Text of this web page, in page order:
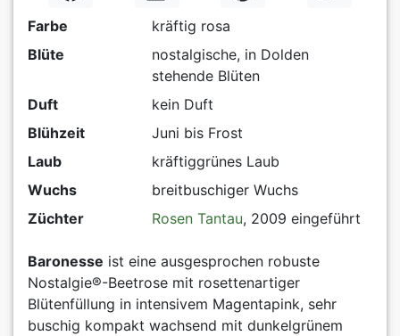
Farbe
kräftig rosa
Blüte
nostalgische, in Dolden
stehende Blüten
Duft
kein Duft
Blühzeit
Juni bis Frost
Laub
kräftiggrünes Laub
Wuchs
breitbuschiger Wuchs
Züchter
Rosen Tantau, 2009 eingeführt
Baronesse ist eine ausgesprochen robuste
Nostalgie®-Beetrose mit rosettenartiger
Blütenfüllung in intensivem Magentapink, sehr
buschig kompakt wachsend mit dunkelgrünem